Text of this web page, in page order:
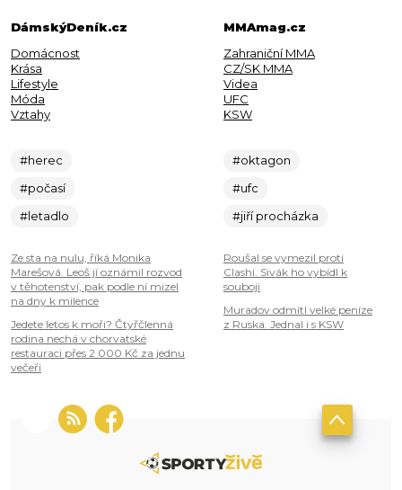
DámskýDeník.cz
Domácnost
Krása
Lifestyle
Móda
Vztahy
#herec
#počasí
#letadlo
Ze sta na nulu, říká Monika
Marešová. Leoš jí oznámil rozvod
v těhotenství, pak podle ní mizel
na dny k milence
Jedete letos k moři? Čtyřčlenná
rodina nechá v chorvatské
restauraci přes 2 000 Kč za jednu
večeři
MMAmag.cz
Zahraniční MMA
CZ/SK MMA
Videa
UFC
KSW
#oktagon
#ufc
#jiří procházka
Roušal se vymezil proti
Clashi. Sivák ho vybídl k
souboji
Muradov odmítl velké peníze
z Ruska. Jednal i s KSW